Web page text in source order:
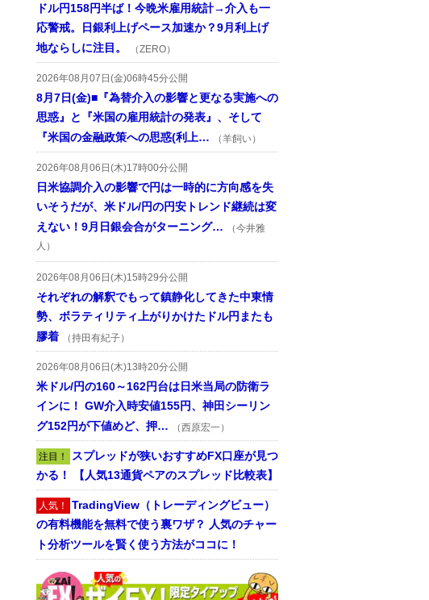
ドル円158円半ば！今晩米雇用統計→介入も一
応警戒。日銀利上げペース加速か？9月利上げ
地ならしに注目。
（ZERO）
2026年08月07日(金)06時45分公開
8月7日(金)■『為替介入の影響と更なる実施への
思惑』と『米国の雇用統計の発表』、そして
『米国の金融政策への思惑(利上…
（羊飼い）
2026年08月06日(木)17時00分公開
日米協調介入の影響で円は一時的に方向感を失
いそうだが、米ドル/円の円安トレンド継続は変
えない！9月日銀会合がターニング…
（今井雅
人）
2026年08月06日(木)15時29分公開
それぞれの解釈でもって鎮静化してきた中東情
勢、ボラティリティ上がりかけたドル円またも
膠着
（持田有紀子）
2026年08月06日(木)13時20分公開
米ドル/円の160～162円台は日米当局の防衛ラ
インに！ GW介入時安値155円、神田シーリン
グ152円が下値めど、押…
（西原宏一）
注目！ スプレッドが狭いおすすめFX口座が見つ
かる！ 【人気13通貨ペアのスプレッド比較表】
人気！ TradingView（トレーディングビュー）
の有料機能を無料で使う裏ワザ？ 人気のチャー
ト分析ツールを賢く使う方法がココに！